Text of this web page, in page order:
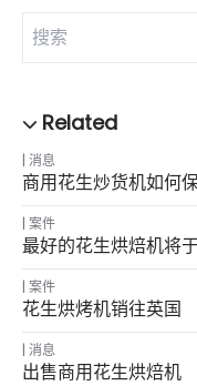
消息
商用花生炒货机如何保
案件
最好的花生烘焙机将
案件
花生烘烤机销往英国
消息
出售商用花生烘焙机